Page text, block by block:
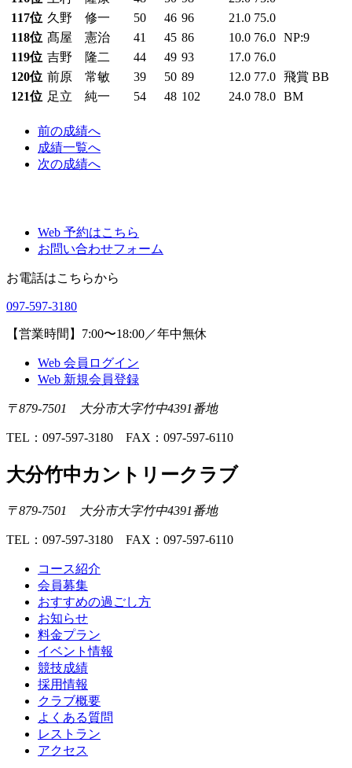
117位 久野 修一 50 46 96 21.0 75.0
118位 髙屋 憲治 41 45 86 10.0 76.0 NP:9
119位 吉野 隆二 44 49 93 17.0 76.0
120位 前原 常敏 39 50 89 12.0 77.0 飛賞 BB
121位 足立 純一 54 48 102 24.0 78.0 BM
前の成績へ
成績一覧へ
次の成績へ
Web 予約はこちら
お問い合わせフォーム
お電話はこちらから
097-597-3180
【営業時間】7:00〜18:00／年中無休
Web 会員ログイン
Web 新規会員登録
〒879-7501 大分市大字竹中4391番地
TEL：097-597-3180 FAX：097-597-6110
大分竹中カントリークラブ
〒879-7501 大分市大字竹中4391番地
TEL：097-597-3180 FAX：097-597-6110
コース紹介
会員募集
おすすめの過ごし方
お知らせ
料金プラン
イベント情報
競技成績
採用情報
クラブ概要
よくある質問
レストラン
アクセス